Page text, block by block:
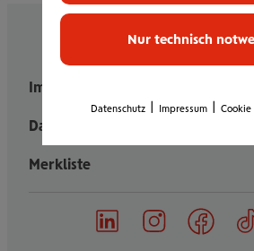
Impressum
Datenschutz
Merkliste
Follow
on
Linked
on
Instagram
on
Facebook
on
Nur technisch
Datenschutz Impressum